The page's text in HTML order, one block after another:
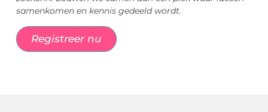
samenkomen en kennis gedeeld wordt.
Registreer nu